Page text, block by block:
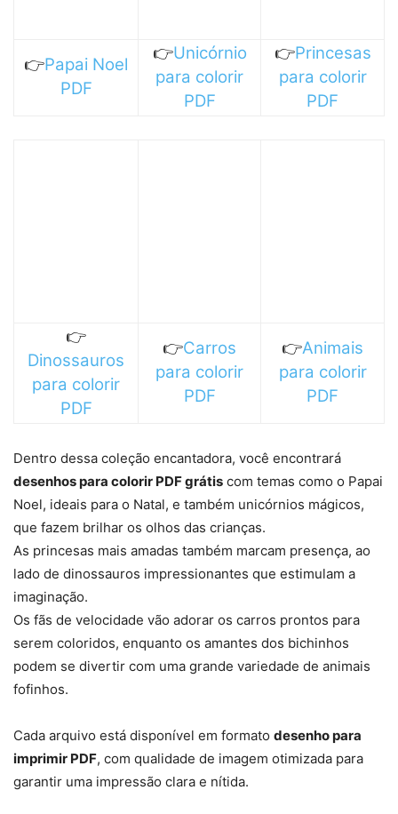
👉Papai Noel
PDF
👉Unicórnio
para colorir
PDF
👉Princesas
para colorir
PDF
👉
Dinossauros
para colorir
PDF
👉Carros
para colorir
PDF
👉Animais
para colorir
PDF
Dentro dessa coleção encantadora, você encontrará
desenhos para colorir PDF grátis com temas como o Papai
Noel, ideais para o Natal, e também unicórnios mágicos,
que fazem brilhar os olhos das crianças.
As princesas mais amadas também marcam presença, ao
lado de dinossauros impressionantes que estimulam a
imaginação.
Os fãs de velocidade vão adorar os carros prontos para
serem coloridos, enquanto os amantes dos bichinhos
podem se divertir com uma grande variedade de animais
fofinhos.
Cada arquivo está disponível em formato desenho para
imprimir PDF, com qualidade de imagem otimizada para
garantir uma impressão clara e nítida.